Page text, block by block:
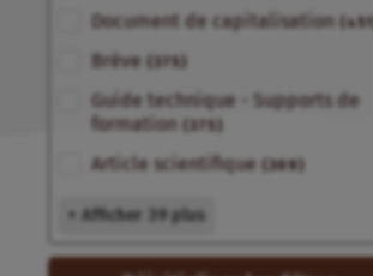
Document de capitalisation (451)
Brève (375)
Guide technique - Supports de
formation (375)
Article scientifique (309)
+ Afficher 39 plus